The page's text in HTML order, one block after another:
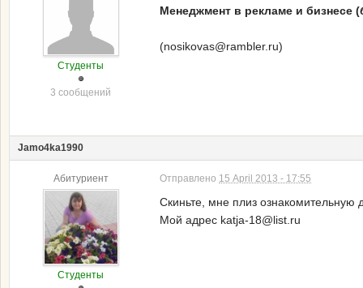
Студенты
3 сообщений
Менеджмент в рекламе и бизнесе (
(nosikovas@rambler.ru)
Jamo4ka1990
Абитуриент
Студенты
Отправлено 15 April 2013 - 17:55
Скиньте, мне плиз ознакомительную
Мой адрес katja-18@list.ru